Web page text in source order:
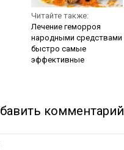
Читайте также:
Лечение геморроя
народными средствами
быстро самые
эффективные
комментарий